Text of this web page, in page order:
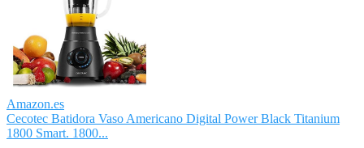
Amazon.es
Cecotec Batidora Vaso Americano Digital Power Black Titanium
1800 Smart. 1800...